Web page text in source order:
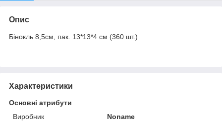
Опис
Бінокль 8,5см, пак. 13*13*4 см (360 шт.)
Характеристики
Основні атрибути
Виробник
Noname